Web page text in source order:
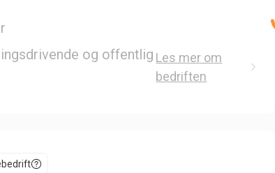
og offentlig Les mer om
bedriften